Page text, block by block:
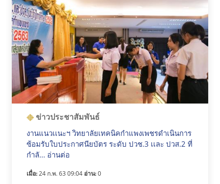
ข่าวประชาสัมพันธ์
งานแนวเเนะฯ วิทยาลัยเทคนิคกำแพงเพชรดำเนินการ
ซ้อมรับใบประกาศนียบัตร ระดับ ปวช.3 เเละ ปวส.2 ที่
กำลั... อ่านต่อ
เมื่อ:24 ก.พ. 63 09:04 อ่าน:0